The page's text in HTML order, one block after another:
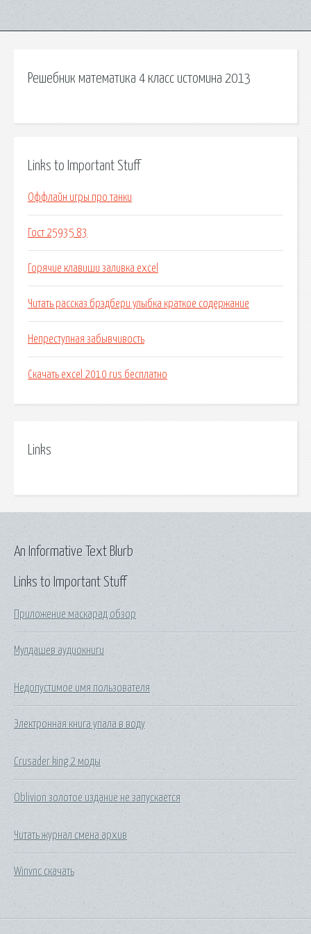
Решебник математика 4 класс истомина 2013
Links to Important Stuff
Оффлайн игры про танки
Гост 25935 83
Горячие клавиши заливка excel
Читать рассказ брэдбери улыбка краткое содержание
Непреступная забывчивость
Скачать excel 2010 rus бесплатно
Links
Links to Important Stuff
Приложение маскарад обзор
Мулдашев аудиокниги
Недопустимое имя пользователя
Электронная книга упала в воду
Crusader king 2 моды
Oblivion золотое издание не запускается
Читать журнал смена архив
Winvnc скачать
An Informative Text Blurb